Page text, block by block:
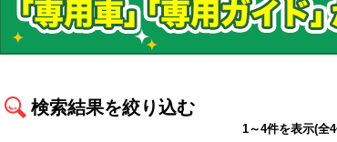
検索結果を絞り込む
1～4件を表示(全